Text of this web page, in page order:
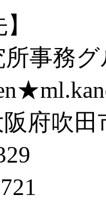
事務グ
府吹田